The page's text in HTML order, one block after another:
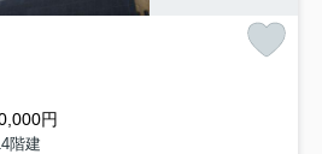
円
階建